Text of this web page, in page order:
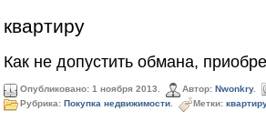
квартиру
Как не допустить обмана,
Опубликовано: 1 ноября 2013. Автор: Nwonkry.
Рубрика: Покупка недвижимости. Метки: квартиру